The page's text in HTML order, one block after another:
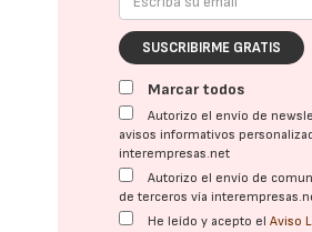
SUSCRIBIRME GRATIS
Marcar todos
Autorizo el envío de
avisos informativos
interempresas.net
Autorizo el envío de
de terceros vía
He leído y acepto elAviso